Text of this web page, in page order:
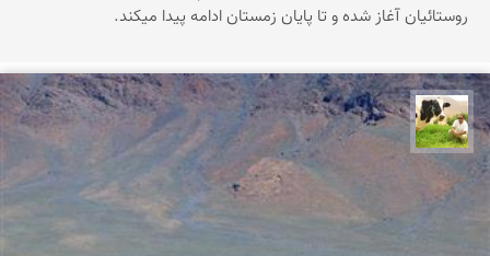
روستائیان آغاز شده و تا پایان زمستان ادامه پیدا می­کند.
تقی قاسمی